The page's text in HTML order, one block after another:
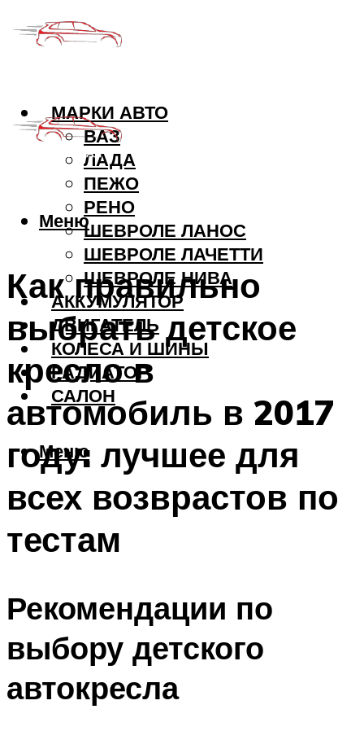
МАРКИ АВТО
ВАЗ
ЛАДА
ПЕЖО
РЕНО
ШЕВРОЛЕ ЛАНОС
ШЕВРОЛЕ ЛАЧЕТТИ
ШЕВРОЛЕ НИВА
АККУМУЛЯТОР
ДВИГАТЕЛЬ
КОЛЕСА И ШИНЫ
РАДИАТОР
САЛОН
Меню
Меню
Как правильно
выбрать детское
кресло в
автомобиль в 2017
году: лучшее для
всех возврастов по
тестам
Рекомендации по
выбору детского
автокресла